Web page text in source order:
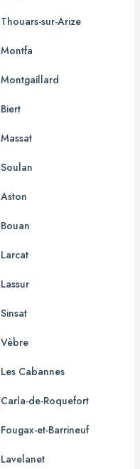
Thouars-sur-Arize
Montfa
Montgaillard
Biert
Massat
Soulan
Aston
Bouan
Larcat
Lassur
Sinsat
Vèbre
Les Cabannes
Carla-de-Roquefort
Fougax-et-Barrineuf
Lavelanet